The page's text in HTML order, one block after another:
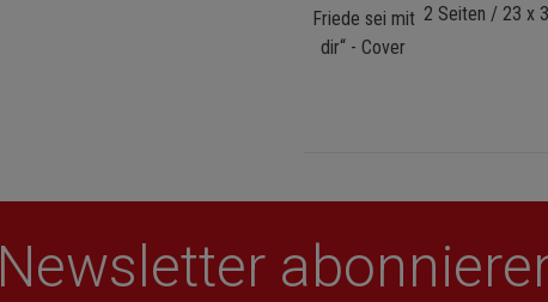
2 Seiten / 23 x
Newsletter